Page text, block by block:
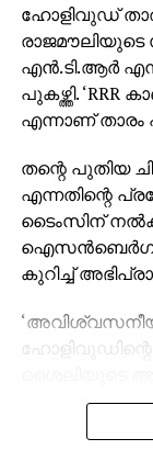
ഹോളിവുഡ്
എന്‍.ടി.ആര്‍
പുകഴ്ത്തി.
എന്നാണ്
തന്റെ പുതിയ
എന്നതിന്റെ
ടൈംസിന്
ഐസന്‍ബെര്‍ഗ്
കുറിച്ച്
ചിത്രം. RRR
എന്റെ